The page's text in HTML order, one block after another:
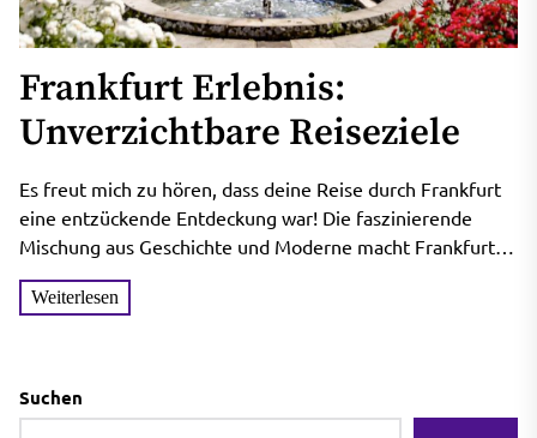
Frankfurt Erlebnis:
Unverzichtbare Reiseziele
Es freut mich zu hören, dass deine Reise durch Frankfurt
eine entzückende Entdeckung war! Die faszinierende
Mischung aus Geschichte und Moderne macht Frankfurt
wirklich zu...
Weiterlesen
Suchen